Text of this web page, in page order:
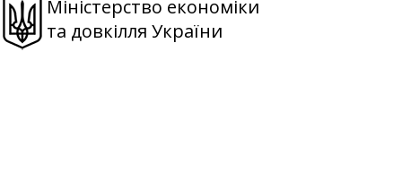
Міністерство економіки
та довкілля України